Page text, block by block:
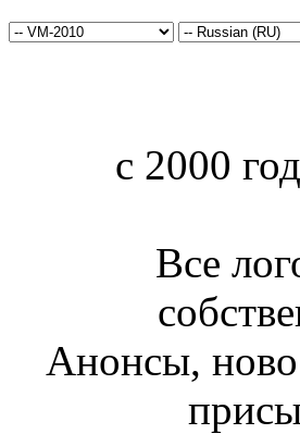
c 2000
Все
Анонсы,